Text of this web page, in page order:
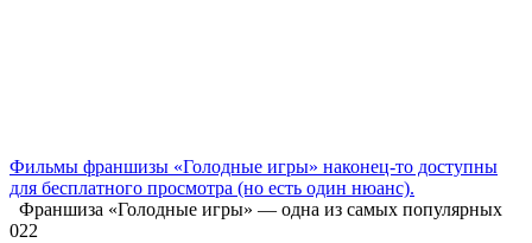
Фильмы франшизы «Голодные игры» наконец-то доступны
для бесплатного просмотра (но есть один нюанс).
Франшиза «Голодные игры» — одна из самых популярных
022